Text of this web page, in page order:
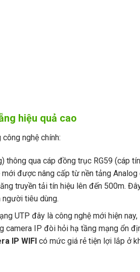
hiệu quả cao
nghệ chính:
qua cáp đồng trục RG59 (cáp
mới được nâng cấp từ nền tảng Analog
truyền tải tín hiệu lên đến 500m.
tiêu dùng.
UTP đây là công nghệ mới hiện nay,
camera IP đòi hỏi hạ tầng mạng ổn
IP WIFI có mức giá rẻ tiện lợi lắp ở